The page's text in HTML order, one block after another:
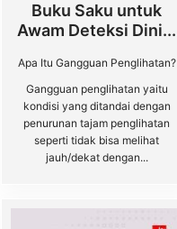
Buku Saku untuk
Awam Deteksi Dini...
Apa Itu Gangguan Penglihatan?
Gangguan penglihatan yaitu
kondisi yang ditandai dengan
penurunan tajam penglihatan
seperti tidak bisa melihat
jauh/dekat dengan...